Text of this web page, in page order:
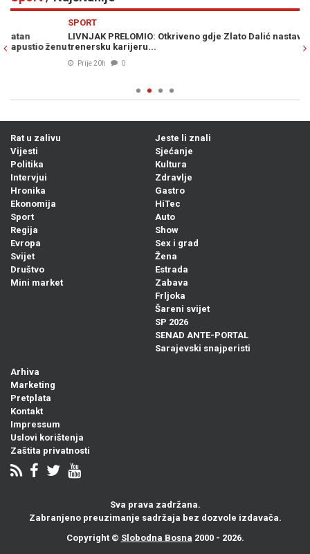
LIVNJAK PRELOMIO: Otkriveno gdje Zlato Dalić nastavlja
trenersku karijeru...
Rat u zalivu
Vijesti
Politika
Intervjui
Hronika
Ekonomija
Sport
Regija
Evropa
Svijet
Društvo
Mini market
Jeste li znali
Sjećanje
Kultura
Zdravlje
Gastro
HiTec
Auto
Show
Sex i grad
Žena
Estrada
Zabava
Frljoka
Šareni svijet
SP 2026
SENAD ANTE-PORTAL
Sarajevski snajperisti
Arhiva
Marketing
Pretplata
Kontakt
Impressum
Uslovi korištenja
Zaštita privatnosti
Sva prava zadržana.
Zabranjeno preuzimanje sadržaja bez dozvole izdavača.
Copyright © Slobodna Bosna 2000 - 2026.